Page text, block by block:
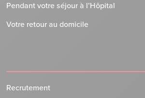
Pendant votre séjour à l’Hôpital
Votre retour au domicile
Recrutement